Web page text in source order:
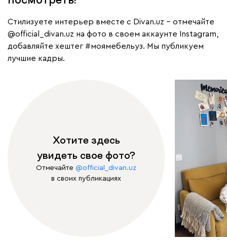
Cтилизуете интерьер вместе с Divan.uz – отмечайте
@official_divan.uz на фото в своем аккаунте Instagram,
добавляйте хештег #моямебельуз. Мы публикуем
лучшие кадры.
Хотите здесь
увидеть свое фото?
Отмечайте @official_divan.uz
в своих публикациях